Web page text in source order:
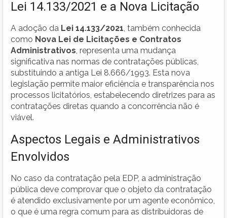
Lei 14.133/2021 e a Nova Licitação
A adoção da Lei 14.133/2021 , também conhecida
como Nova Lei de Licitações e Contratos
Administrativos , representa uma mudança
significativa nas normas de contratações públicas,
substituindo a antiga Lei 8.666/1993. Esta nova
legislação permite maior eficiência e transparência nos
processos licitatórios, estabelecendo diretrizes para as
contratações diretas quando a concorrência não é
viável.
Aspectos Legais e Administrativos
Envolvidos
No caso da contratação pela EDP, a administração
pública deve comprovar que o objeto da contratação
é atendido exclusivamente por um agente econômico,
o que é uma regra comum para as distribuidoras de